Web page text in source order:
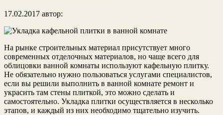
17.02.2017 автор:
На рынке строительных материал присутствует много
современных отделочных материалов, но чаще всего для
облицовки ванной комнаты используют кафельную плитку.
Не обязательно нужно пользоваться услугами специалистов,
если вы решили выполнить в ванной комнате ремонт и
украсить там стены плиткой, это можно сделать и
самостоятельно. Укладка плитки осуществляется в несколько
этапов, и каждый из них необходимо тщательно изучить.